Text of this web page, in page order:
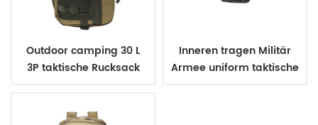
Outdoor camping 30 L
3P taktische Rucksack
Inneren tragen Militär
Armee uniform taktische